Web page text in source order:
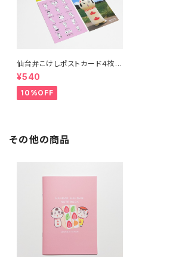
仙台弁こけしポストカード４枚セ
ット（ピンク・ブルー・イエロー・
着ぐるみ）
¥540
10%OFF
その他の商品